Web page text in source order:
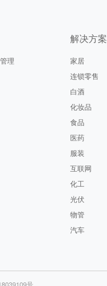
理
解决方案
家居
连锁零售
白酒
化妆品
食品
医药
服装
互联网
化工
光伏
物管
汽车